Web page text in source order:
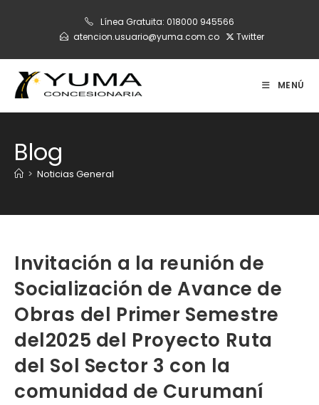
Línea Gratuita: 018000 945566
atencion.usuario@yuma.com.co
Twitter
MENÚ
Blog
> Noticias General
Invitación a la reunión de
Socialización de Avance de
Obras del Primer Semestre
del2025 del Proyecto Ruta
del Sol Sector 3 con la
comunidad de Curumaní